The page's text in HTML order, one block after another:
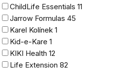
ChildLife Essentials 11
Jarrow Formulas 45
Karel Kolínek 1
Kid-e-Kare 1
KIKI Health 12
Life Extension 82